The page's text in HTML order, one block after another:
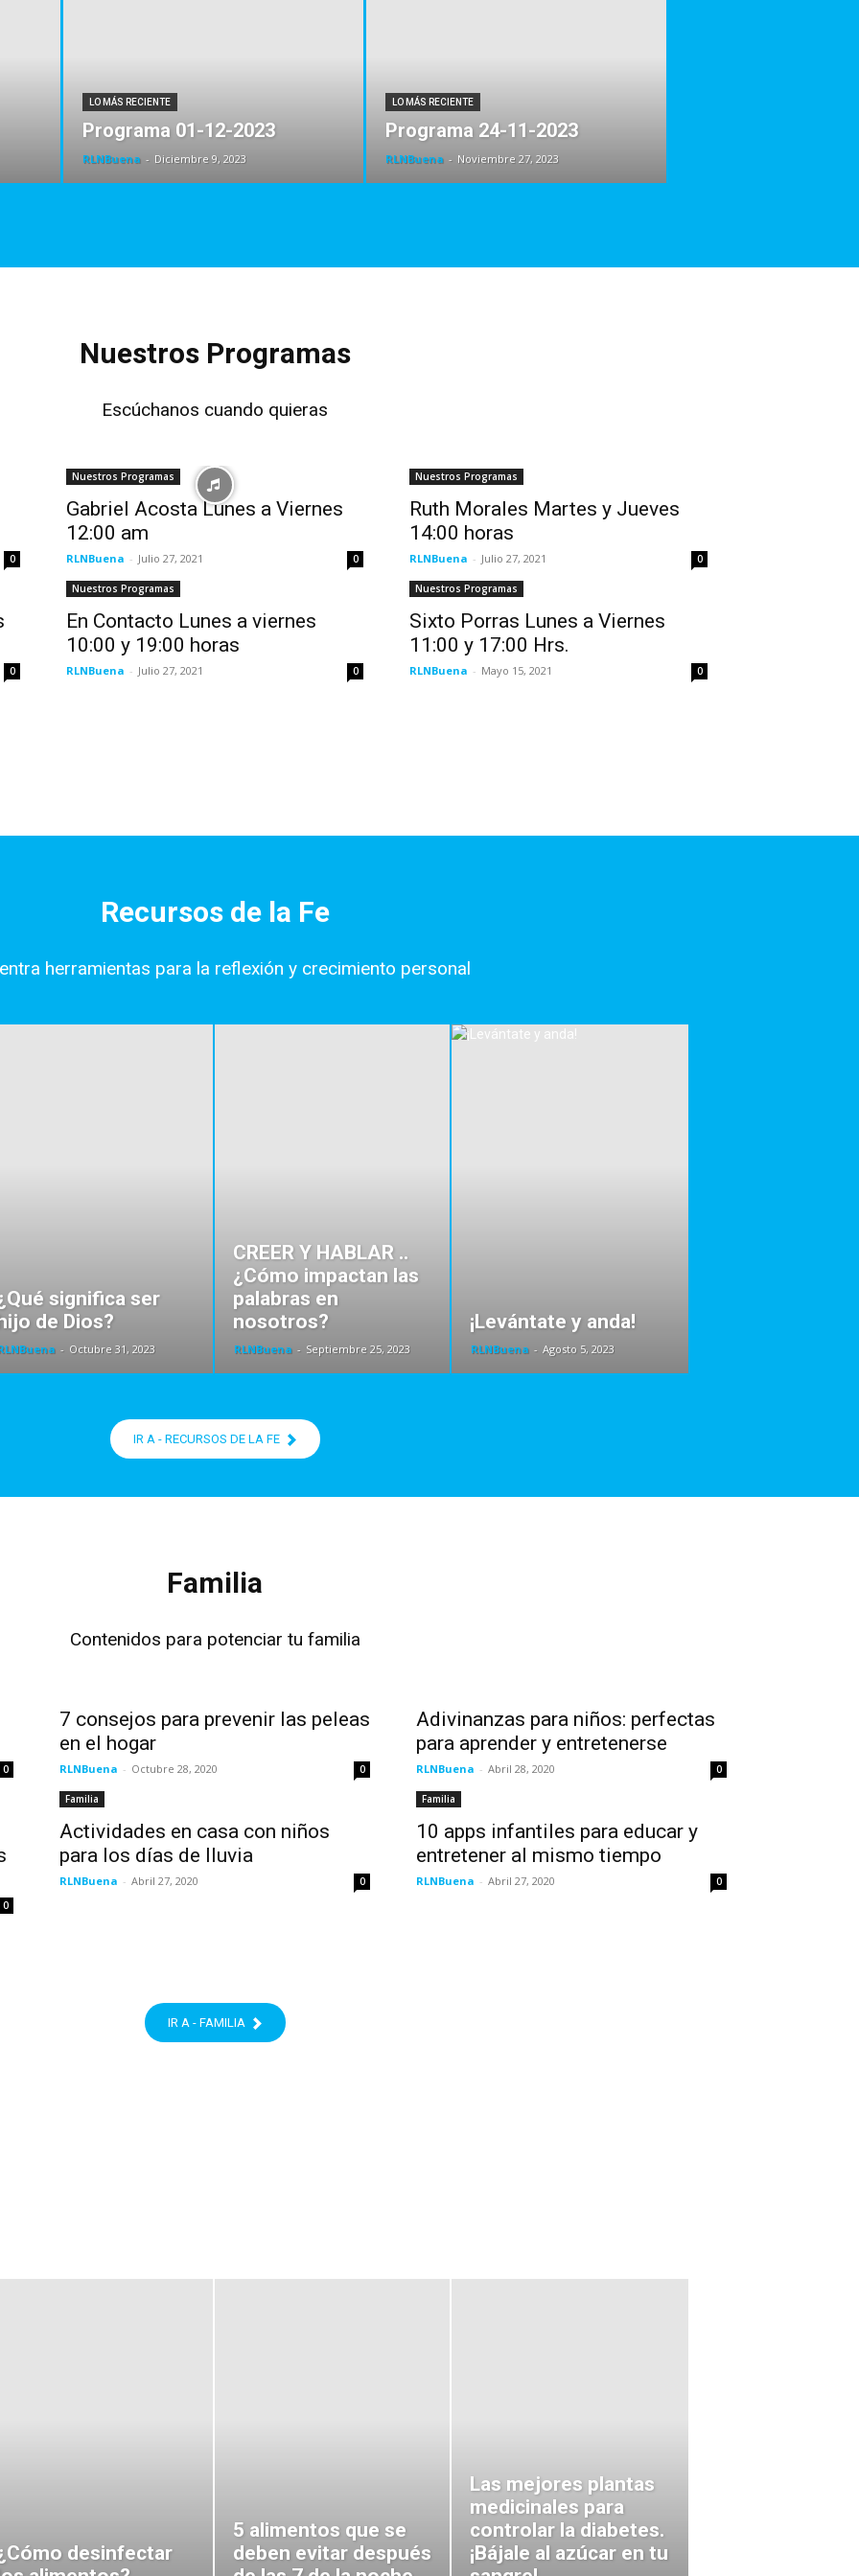
LO MÁS RECIENTE
Programa 01-12-2023
RLNBuena - Diciembre 9, 2023
LO MÁS RECIENTE
Programa 24-11-2023
RLNBuena - Noviembre 27, 2023
Nuestros Programas
Escúchanos cuando quieras
0
Nuestros Programas
Gabriel Acosta Lunes a Viernes
12:00 am
RLNBuena - Julio 27, 2021 0
Nuestros Programas
Ruth Morales Martes y Jueves
14:00 horas
RLNBuena - Julio 27, 2021 0
0
Nuestros Programas
En Contacto Lunes a viernes
10:00 y 19:00 horas
RLNBuena - Julio 27, 2021 0
Nuestros Programas
Sixto Porras Lunes a Viernes
11:00 y 17:00 Hrs.
RLNBuena - Mayo 15, 2021 0
Recursos de la Fe
herramientas para la reflexión y crecimiento personal
significa ser
de Dios?
- Octubre 31, 2023
CREER Y HABLAR ..
¿Cómo impactan las
palabras en
nosotros?
RLNBuena - Septiembre 25, 2023
¡Levántate y anda!
RLNBuena - Agosto 5, 2023
IR A - RECURSOS DE LA FE
Familia
Contenidos para potenciar tu familia
0
7 consejos para prevenir las peleas
en el hogar
RLNBuena - Octubre 28, 2020 0
Adivinanzas para niños: perfectas
para aprender y entretenerse
RLNBuena - Abril 28, 2020 0
0
Familia
Actividades en casa con niños
para los días de lluvia
RLNBuena - Abril 27, 2020 0
Familia
10 apps infantiles para educar y
entretener al mismo tiempo
RLNBuena - Abril 27, 2020 0
IR A - FAMILIA
desinfectar
5 alimentos que se
deben evitar después
Las mejores plantas
medicinales para
controlar la diabetes.
¡Bájale al azúcar en tu